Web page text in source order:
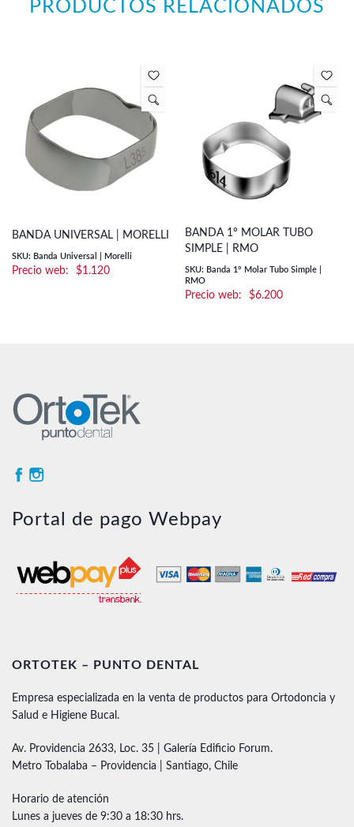
PRODUCTOS RELACIONADOS
BANDA UNIVERSAL | MORELLI
SKU: Banda Universal | Morelli
$1.120
BANDA 1° MOLAR TUBO
SIMPLE | RMO
SKU: Banda 1° Molar Tubo Simple |
RMO
$6.200
Portal de pago Webpay
ORTOTEK – PUNTO DENTAL
Empresa especializada en la venta de productos para Ortodoncia y
Salud e Higiene Bucal.
Av. Providencia 2633, Loc. 35 | Galería Edificio Forum.
Metro Tobalaba – Providencia | Santiago, Chile
Horario de atención
Lunes a jueves de 9:30 a 18:30 hrs.